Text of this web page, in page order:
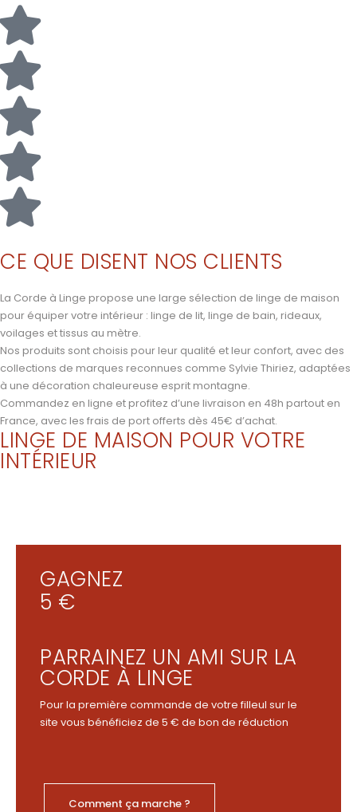
CE QUE DISENT NOS CLIENTS
La Corde à Linge propose une large sélection de linge de maison
pour équiper votre intérieur : linge de lit, linge de bain, rideaux,
voilages et tissus au mètre.
Nos produits sont choisis pour leur qualité et leur confort, avec des
collections de marques reconnues comme Sylvie Thiriez, adaptées
à une décoration chaleureuse esprit montagne.
Commandez en ligne et profitez d’une livraison en 48h partout en
France, avec les frais de port offerts dès 45€ d’achat.
LINGE DE MAISON POUR VOTRE
INTÉRIEUR
GAGNEZ
5 €
PARRAINEZ UN AMI SUR LA
CORDE À LINGE
Pour la première commande de votre filleul sur le
site vous bénéficiez de 5 € de bon de réduction
Comment ça marche ?